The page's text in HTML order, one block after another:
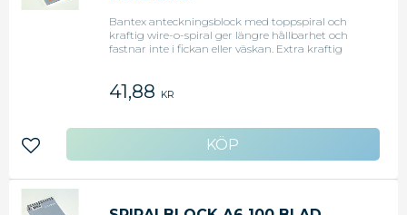
Bantex anteckningsblock med toppspiral och
kraftig wire-o-spiral ger längre hållbarhet och
fastnar inte i fickan eller väskan. Extra kraftig
perfekt för många korta anteckningar, det
minskar spillet och minimerar sidbyten. Passar
41,88 KR
Lägg till i favoriter